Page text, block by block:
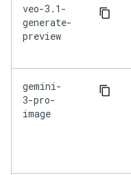
veo-3.1-
generate-
preview
gemini-
3-pro-
image